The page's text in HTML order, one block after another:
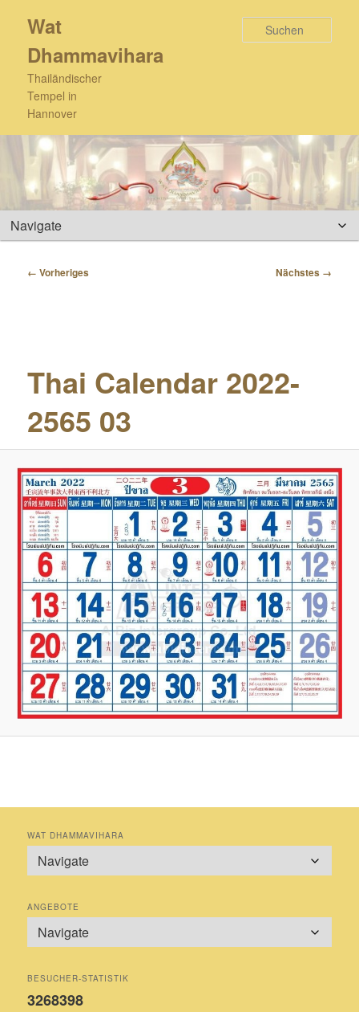
primären
springen
Wat
Dhammavihara
Thailändischer
Tempel in
Hannover
Hauptmenü
Bilder-
← Vorheriges Nächstes →
Thai Calendar 2022-
2565 03
WAT DHAMMAVIHARA
ANGEBOTE
BESUCHER-STATISTIK
3268398